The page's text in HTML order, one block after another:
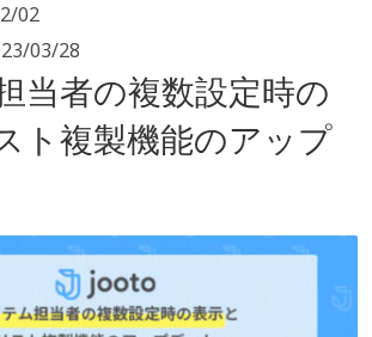
02
03/28
当者の複数設定時の
ト複製機能のアップ